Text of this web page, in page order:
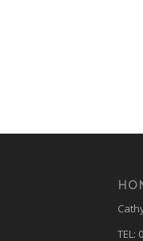
TEL: